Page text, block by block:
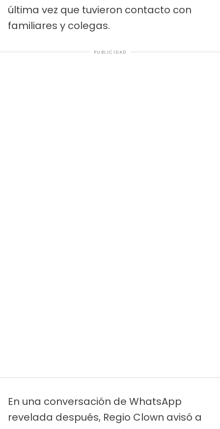
última vez que tuvieron contacto con
familiares y colegas.
PUBLICIDAD
En una conversación de WhatsApp
revelada después, Regio Clown avisó a